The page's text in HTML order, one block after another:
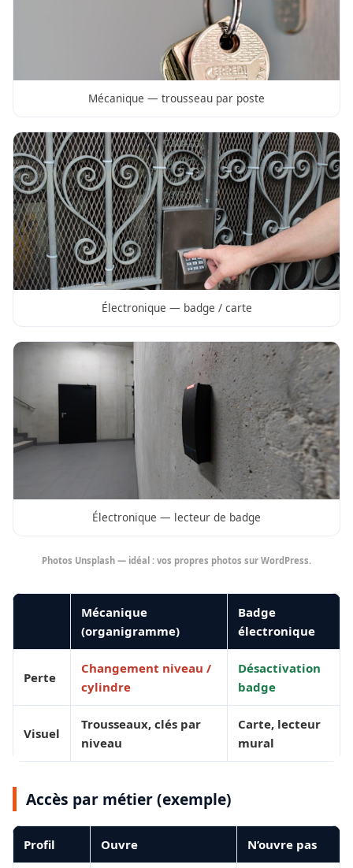
Mécanique — trousseau par poste
Électronique — badge / carte
Électronique — lecteur de badge
Photos Unsplash — idéal : vos propres photos sur WordPress.
Mécanique
(organigramme)
Badge
électronique
Perte
Changement niveau /
cylindre
Désactivation
badge
Visuel
Trousseaux, clés par
niveau
Carte, lecteur
mural
Accès par métier (exemple)
Profil Ouvre N’ouvre pas